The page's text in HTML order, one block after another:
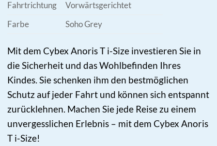
Fahrtrichtung
Vorwärtsgerichtet
Farbe
Soho Grey
Mit dem Cybex Anoris T i-Size investieren Sie in
die Sicherheit und das Wohlbefinden Ihres
Kindes. Sie schenken ihm den bestmöglichen
Schutz auf jeder Fahrt und können sich entspannt
zurücklehnen. Machen Sie jede Reise zu einem
unvergesslichen Erlebnis – mit dem Cybex Anoris
T i-Size!